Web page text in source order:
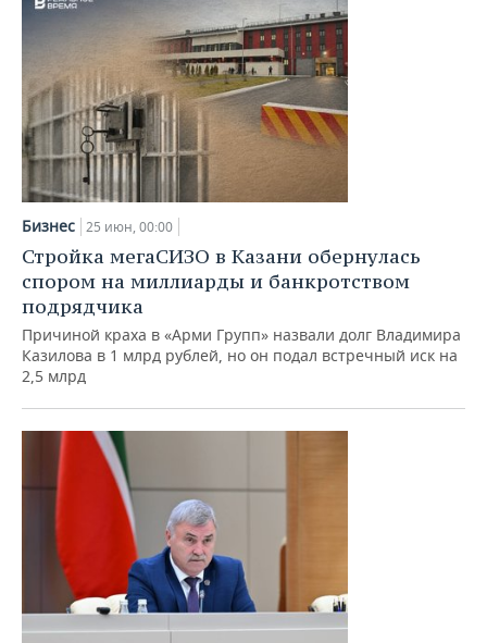
Бизнес 25 июн, 00:00
Стройка мегаСИЗО в Казани обернулась
спором на миллиарды и банкротством
подрядчика
Причиной краха в «Арми Групп» назвали долг Владимира
Казилова в 1 млрд рублей, но он подал встречный иск на
2,5 млрд